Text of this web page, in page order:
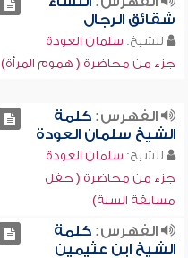
شقائق الرجال
للشيخ: سلمان العودة
جزء من محاضرة ( هموم المرأة)
الفهرس:كلمة
الشيخ سلمان العودة
للشيخ: سلمان العودة
جزء من محاضرة ( حفل
مسابقة السنة)
الفهرس:كلمة
الشيخ ابن عثيمين